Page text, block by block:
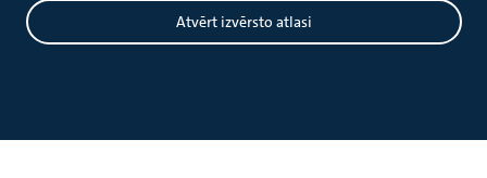
Atvērt izvērsto atlasi